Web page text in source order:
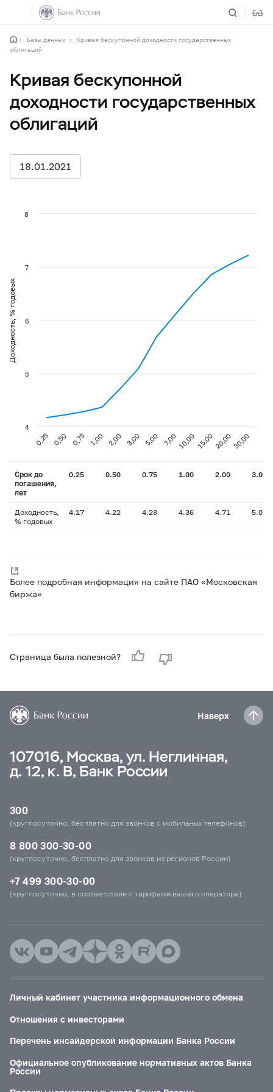
Базы данных
Кривая бескупонной доходности государственных
облигаций
Кривая бескупонной
доходности государственных
облигаций
18.01.2021
Доходность, % годовых
0,25 0,50 0,75 1,00 2,00 3,00 5,00 7,00 10,00 15,0020,0030,00
4
5
6
7
8
Срок до
погашения,
лет
0.25 0.50 0.75 1.00 2.00 3.00
Доходность,
% годовых
4.17 4.22 4.28 4.36 4.71 5.09
Более подробная информация на сайте ПАО «Московская
биржа»
Страница была полезной?
Наверх
107016, Москва, ул. Неглинная,
д. 12, к. В, Банк России
300
(круглосуточно, бесплатно для звонков с мобильных телефонов)
8 800 300-30-00
(круглосуточно, бесплатно для звонков из регионов России)
+7 499 300-30-00
(круглосуточно, в соответствии с тарифами вашего оператора)
Личный кабинет участника информационного обмена
Отношения с инвесторами
Перечень инсайдерской информации Банка России
Официальное опубликование нормативных актов Банка
России